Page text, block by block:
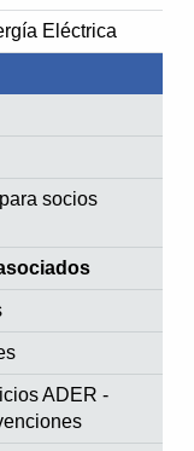
Eléctrica
socios
ADER -